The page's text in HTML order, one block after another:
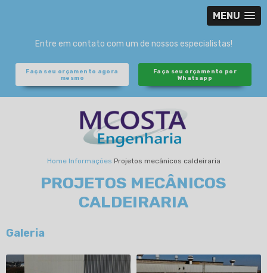
MENU
Entre em contato com um de nossos especialistas!
Faça seu orçamento agora
mesmo
Faça seu orçamento por
Whatsapp
Home Informações Projetos mecânicos caldeiraria
PROJETOS MECÂNICOS
CALDEIRARIA
Galeria